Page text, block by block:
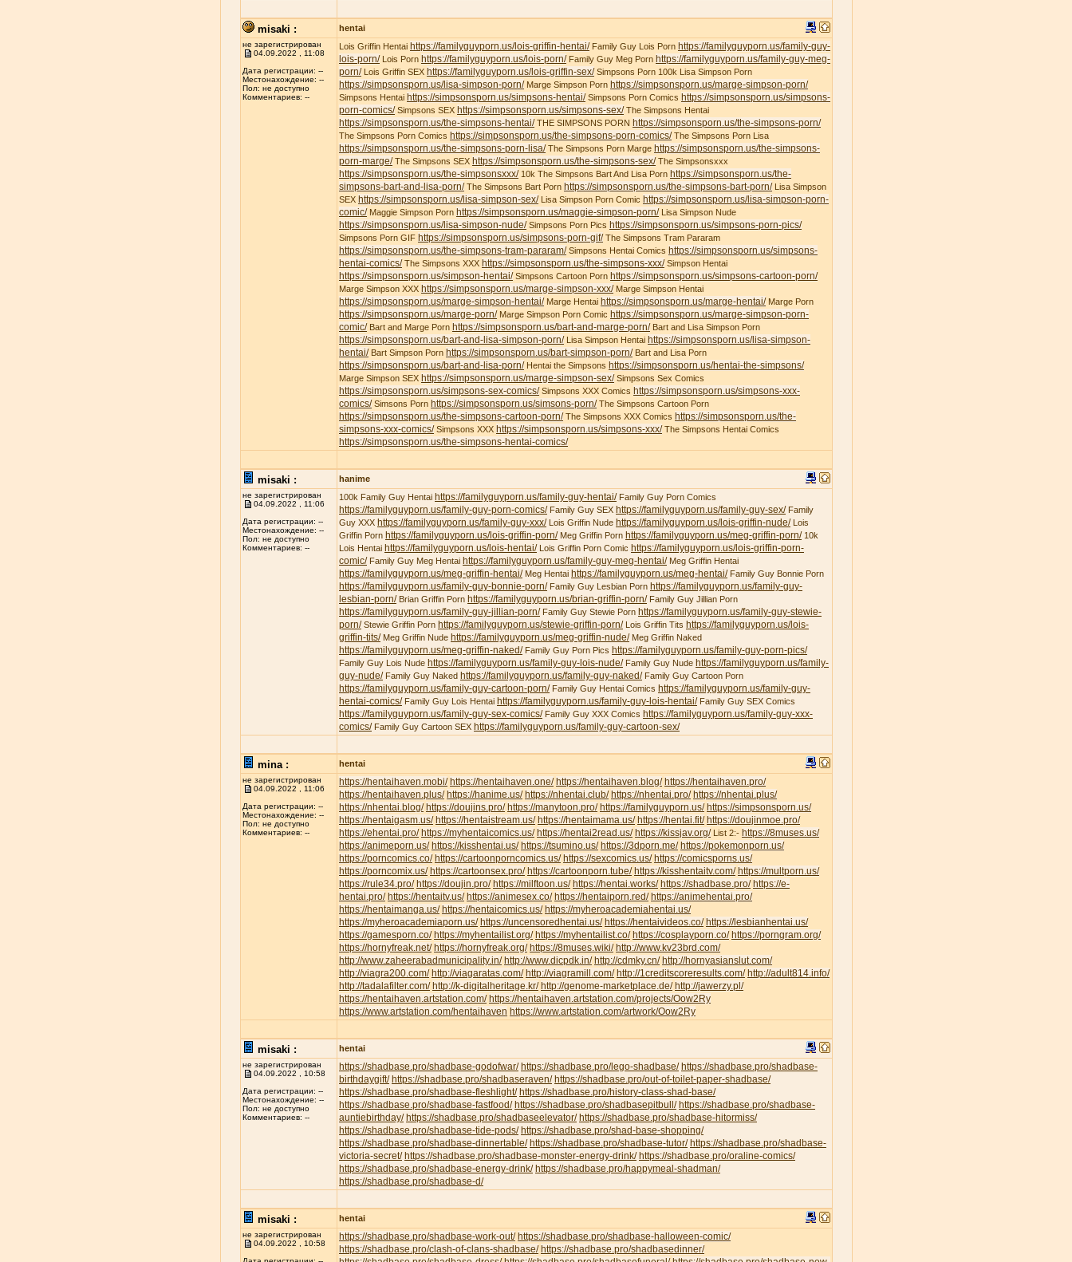
misaki : hentai
не зарегистрирован
04.09.2022 , 11:08
Дата регистрации: --
Местонахождение: --
Пол: не доступно
Комментариев: --
Lois Griffin Hentai https://familyguyporn.us/lois-griffin-hentai/Family Guy Lois Porn https://familyguyporn.us/family-guy-
lois-porn/Lois Porn https://familyguyporn.us/lois-porn/Family Guy Meg Porn https://familyguyporn.us/family-guy-meg-
porn/Lois Griffin SEX https://familyguyporn.us/lois-griffin-sex/Simpsons Porn 100k Lisa Simpson Porn
https://simpsonsporn.us/lisa-simpson-porn/Marge Simpson Porn https://simpsonsporn.us/marge-simpson-porn/
Simpsons Hentai https://simpsonsporn.us/simpsons-hentai/Simpsons Porn Comics https://simpsonsporn.us/simpsons-
porn-comics/Simpsons SEX https://simpsonsporn.us/simpsons-sex/The Simpsons Hentai
https://simpsonsporn.us/the-simpsons-hentai/THE SIMPSONS PORN https://simpsonsporn.us/the-simpsons-porn/
The Simpsons Porn Comics https://simpsonsporn.us/the-simpsons-porn-comics/The Simpsons Porn Lisa
https://simpsonsporn.us/the-simpsons-porn-lisa/The Simpsons Porn Marge https://simpsonsporn.us/the-simpsons-
porn-marge/The Simpsons SEX https://simpsonsporn.us/the-simpsons-sex/The Simpsonsxxx
https://simpsonsporn.us/the-simpsonsxxx/10k The Simpsons Bart And Lisa Porn https://simpsonsporn.us/the-
simpsons-bart-and-lisa-porn/The Simpsons Bart Porn https://simpsonsporn.us/the-simpsons-bart-porn/Lisa Simpson
SEX https://simpsonsporn.us/lisa-simpson-sex/Lisa Simpson Porn Comic https://simpsonsporn.us/lisa-simpson-porn-
comic/Maggie Simpson Porn https://simpsonsporn.us/maggie-simpson-porn/Lisa Simpson Nude
https://simpsonsporn.us/lisa-simpson-nude/Simpsons Porn Pics https://simpsonsporn.us/simpsons-porn-pics/
Simpsons Porn GIF https://simpsonsporn.us/simpsons-porn-gif/The Simpsons Tram Pararam
https://simpsonsporn.us/the-simpsons-tram-pararam/Simpsons Hentai Comics https://simpsonsporn.us/simpsons-
hentai-comics/The Simpsons XXX https://simpsonsporn.us/the-simpsons-xxx/Simpson Hentai
https://simpsonsporn.us/simpson-hentai/Simpsons Cartoon Porn https://simpsonsporn.us/simpsons-cartoon-porn/
Marge Simpson XXX https://simpsonsporn.us/marge-simpson-xxx/Marge Simpson Hentai
https://simpsonsporn.us/marge-simpson-hentai/Marge Hentai https://simpsonsporn.us/marge-hentai/Marge Porn
https://simpsonsporn.us/marge-porn/Marge Simpson Porn Comic https://simpsonsporn.us/marge-simpson-porn-
comic/Bart and Marge Porn https://simpsonsporn.us/bart-and-marge-porn/Bart and Lisa Simpson Porn
https://simpsonsporn.us/bart-and-lisa-simpson-porn/Lisa Simpson Hentai https://simpsonsporn.us/lisa-simpson-
hentai/Bart Simpson Porn https://simpsonsporn.us/bart-simpson-porn/Bart and Lisa Porn
https://simpsonsporn.us/bart-and-lisa-porn/Hentai the Simpsons https://simpsonsporn.us/hentai-the-simpsons/
Marge Simpson SEX https://simpsonsporn.us/marge-simpson-sex/Simpsons Sex Comics
https://simpsonsporn.us/simpsons-sex-comics/Simpsons XXX Comics https://simpsonsporn.us/simpsons-xxx-
comics/Simsons Porn https://simpsonsporn.us/simsons-porn/The Simpsons Cartoon Porn
https://simpsonsporn.us/the-simpsons-cartoon-porn/The Simpsons XXX Comics https://simpsonsporn.us/the-
simpsons-xxx-comics/Simpsons XXX https://simpsonsporn.us/simpsons-xxx/The Simpsons Hentai Comics
https://simpsonsporn.us/the-simpsons-hentai-comics/
misaki : hanime
не зарегистрирован
04.09.2022 , 11:06
Дата регистрации: --
Местонахождение: --
Пол: не доступно
Комментариев: --
100k Family Guy Hentai https://familyguyporn.us/family-guy-hentai/Family Guy Porn Comics
https://familyguyporn.us/family-guy-porn-comics/Family Guy SEX https://familyguyporn.us/family-guy-sex/Family
Guy XXX https://familyguyporn.us/family-guy-xxx/Lois Griffin Nude https://familyguyporn.us/lois-griffin-nude/Lois
Griffin Porn https://familyguyporn.us/lois-griffin-porn/Meg Griffin Porn https://familyguyporn.us/meg-griffin-porn/10k
Lois Hentai https://familyguyporn.us/lois-hentai/Lois Griffin Porn Comic https://familyguyporn.us/lois-griffin-porn-
comic/Family Guy Meg Hentai https://familyguyporn.us/family-guy-meg-hentai/Meg Griffin Hentai
https://familyguyporn.us/meg-griffin-hentai/Meg Hentai https://familyguyporn.us/meg-hentai/Family Guy Bonnie Porn
https://familyguyporn.us/family-guy-bonnie-porn/Family Guy Lesbian Porn https://familyguyporn.us/family-guy-
lesbian-porn/Brian Griffin Porn https://familyguyporn.us/brian-griffin-porn/Family Guy Jillian Porn
https://familyguyporn.us/family-guy-jillian-porn/Family Guy Stewie Porn https://familyguyporn.us/family-guy-stewie-
porn/Stewie Griffin Porn https://familyguyporn.us/stewie-griffin-porn/Lois Griffin Tits https://familyguyporn.us/lois-
griffin-tits/Meg Griffin Nude https://familyguyporn.us/meg-griffin-nude/Meg Griffin Naked
https://familyguyporn.us/meg-griffin-naked/Family Guy Porn Pics https://familyguyporn.us/family-guy-porn-pics/
Family Guy Lois Nude https://familyguyporn.us/family-guy-lois-nude/Family Guy Nude https://familyguyporn.us/family-
guy-nude/Family Guy Naked https://familyguyporn.us/family-guy-naked/Family Guy Cartoon Porn
https://familyguyporn.us/family-guy-cartoon-porn/Family Guy Hentai Comics https://familyguyporn.us/family-guy-
hentai-comics/Family Guy Lois Hentai https://familyguyporn.us/family-guy-lois-hentai/Family Guy SEX Comics
https://familyguyporn.us/family-guy-sex-comics/Family Guy XXX Comics https://familyguyporn.us/family-guy-xxx-
comics/Family Guy Cartoon SEX https://familyguyporn.us/family-guy-cartoon-sex/
mina : hentai
не зарегистрирован
04.09.2022 , 11:06
Дата регистрации: --
Местонахождение: --
Пол: не доступно
Комментариев: --
https://hentaihaven.mobi/ https://hentaihaven.one/ https://hentaihaven.blog/ https://hentaihaven.pro/
https://hentaihaven.plus/ https://hanime.us/ https://nhentai.club/ https://nhentai.pro/ https://nhentai.plus/
https://nhentai.blog/ https://doujins.pro/ https://manytoon.pro/ https://familyguyporn.us/ https://simpsonsporn.us/
https://hentaigasm.us/ https://hentaistream.us/ https://hentaimama.us/ https://hentai.fit/ https://doujinmoe.pro/
https://ehentai.pro/ https://myhentaicomics.us/ https://hentai2read.us/ https://kissjav.org/List 2:- https://8muses.us/
https://animeporn.us/ https://kisshentai.us/ https://tsumino.us/ https://3dporn.me/ https://pokemonporn.us/
https://porncomics.co/ https://cartoonporncomics.us/ https://sexcomics.us/ https://comicsporns.us/
https://porncomix.us/ https://cartoonsex.pro/ https://cartoonporn.tube/ https://kisshentaitv.com/ https://multporn.us/
https://rule34.pro/ https://doujin.pro/ https://milftoon.us/ https://hentai.works/ https://shadbase.pro/ https://e-
hentai.pro/ https://hentaitv.us/ https://animesex.co/ https://hentaiporn.red/ https://animehentai.pro/
https://hentaimanga.us/ https://hentaicomics.us/ https://myheroacademiahentai.us/
https://myheroacademiaporn.us/ https://uncensoredhentai.us/ https://hentaivideos.co/ https://lesbianhentai.us/
https://gamesporn.co/ https://myhentailist.org/ https://myhentailist.co/ https://cosplayporn.co/ https://porngram.org/
https://hornyfreak.net/ https://hornyfreak.org/ https://8muses.wiki/ http://www.kv23brd.com/
http://www.zaheerabadmunicipality.in/ http://www.dicpdk.in/ http://cdmky.cn/ http://hornyasianslut.com/
http://viagra200.com/ http://viagaratas.com/ http://viagramill.com/ http://1creditscoreresults.com/ http://adult814.info/
http://tadalafilter.com/ http://k-digitalheritage.kr/ http://genome-marketplace.de/ http://jawerzy.pl/
https://hentaihaven.artstation.com/ https://hentaihaven.artstation.com/projects/Oow2Ry
https://www.artstation.com/hentaihaven https://www.artstation.com/artwork/Oow2Ry
misaki : hentai
не зарегистрирован
04.09.2022 , 10:58
Дата регистрации: --
Местонахождение: --
Пол: не доступно
Комментариев: --
https://shadbase.pro/shadbase-godofwar/ https://shadbase.pro/lego-shadbase/ https://shadbase.pro/shadbase-
birthdaygift/ https://shadbase.pro/shadbaseraven/ https://shadbase.pro/out-of-toilet-paper-shadbase/
https://shadbase.pro/shadbase-fleshlight/ https://shadbase.pro/history-class-shad-base/
https://shadbase.pro/shadbase-fastfood/ https://shadbase.pro/shadbasepitbull/ https://shadbase.pro/shadbase-
auntiebirthday/ https://shadbase.pro/shadbaseelevator/ https://shadbase.pro/shadbase-hitormiss/
https://shadbase.pro/shadbase-tide-pods/ https://shadbase.pro/shad-base-shopping/
https://shadbase.pro/shadbase-dinnertable/ https://shadbase.pro/shadbase-tutor/ https://shadbase.pro/shadbase-
victoria-secret/ https://shadbase.pro/shadbase-monster-energy-drink/ https://shadbase.pro/oraline-comics/
https://shadbase.pro/shadbase-energy-drink/ https://shadbase.pro/happymeal-shadman/
https://shadbase.pro/shadbase-d/
misaki : hentai
не зарегистрирован
04.09.2022 , 10:58
https://shadbase.pro/shadbase-work-out/ https://shadbase.pro/shadbase-halloween-comic/
https://shadbase.pro/clash-of-clans-shadbase/ https://shadbase.pro/shadbasedinner/